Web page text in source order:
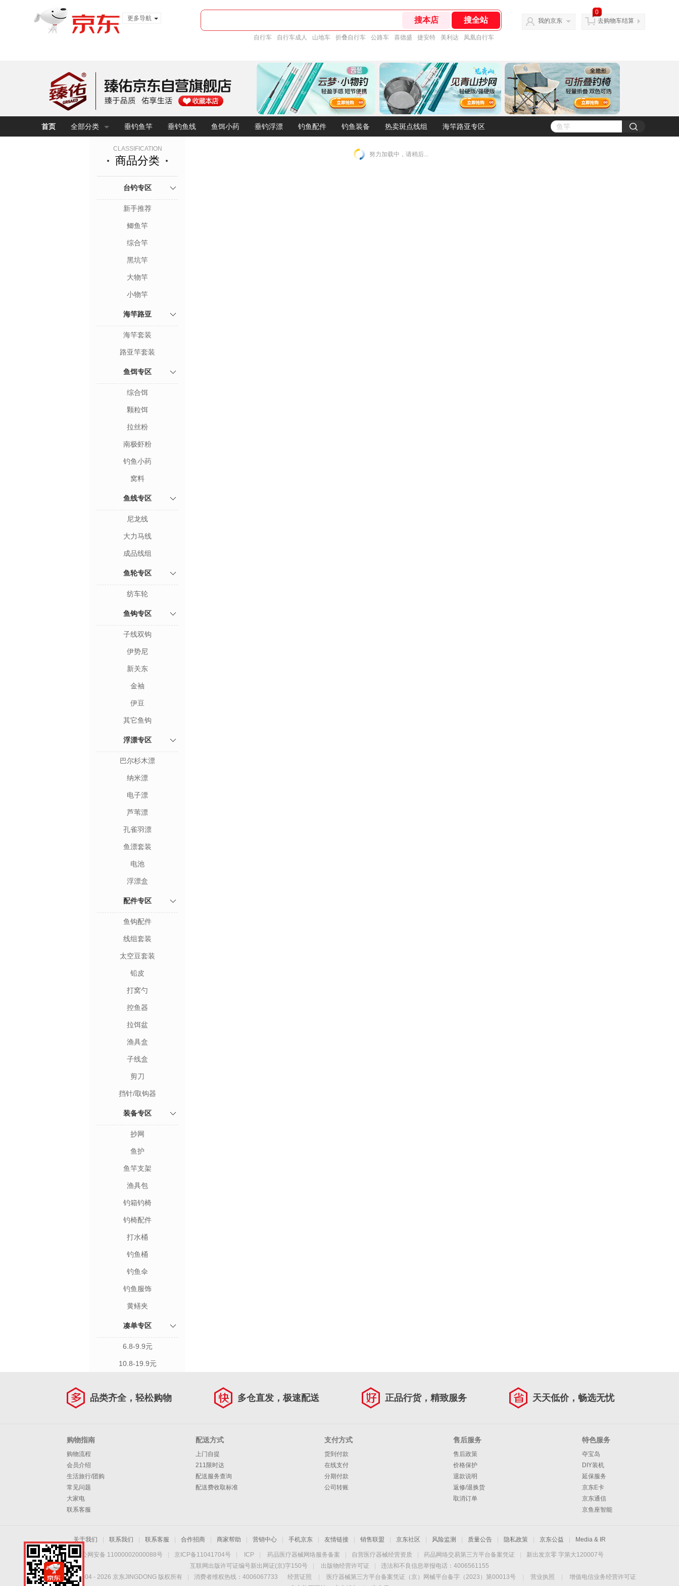
更多导航
自行车 自行车成人 山地车 折叠自行车 公路车 喜德盛 捷安特 美利达 凤凰自行车
我的京东
0
去购物车结算
首页 全部分类 垂钓鱼竿 垂钓鱼线 鱼饵小药 垂钓浮漂 钓鱼配件 钓鱼装备 热卖斑点线组 海竿路亚专区
CLASSIFICATION
商品分类
台钓专区
新手推荐
鲫鱼竿
综合竿
黑坑竿
大物竿
小物竿
海竿路亚
海竿套装
路亚竿套装
鱼饵专区
综合饵
颗粒饵
拉丝粉
南极虾粉
钓鱼小药
窝料
鱼线专区
尼龙线
大力马线
成品线组
鱼轮专区
纺车轮
鱼钩专区
子线双钩
伊势尼
新关东
金袖
伊豆
其它鱼钩
浮漂专区
巴尔杉木漂
纳米漂
电子漂
芦苇漂
孔雀羽漂
鱼漂套装
电池
浮漂盒
配件专区
鱼钩配件
线组套装
太空豆套装
铅皮
打窝勺
控鱼器
拉饵盆
渔具盒
子线盒
剪刀
挡针/取钩器
装备专区
抄网
鱼护
鱼竿支架
渔具包
钓箱钓椅
钓椅配件
打水桶
钓鱼桶
钓鱼伞
钓鱼服饰
黄鳝夹
凑单专区
6.8-9.9元
10.8-19.9元
努力加载中，请稍后...
品类齐全，轻松购物 多仓直发，极速配送 正品行货，精致服务 天天低价，畅选无忧
购物指南
购物流程
会员介绍
生活旅行/团购
常见问题
大家电
联系客服
配送方式
上门自提
211限时达
配送服务查询
配送费收取标准
支付方式
货到付款
在线支付
分期付款
公司转账
售后服务
售后政策
价格保护
退款说明
返修/退换货
取消订单
特色服务
夺宝岛
DIY装机
延保服务
京东E卡
京东通信
京鱼座智能
关于我们 联系我们 联系客服 合作招商 商家帮助 营销中心 手机京东 友情链接 销售联盟 京东社区 风险监测 质量公告 隐私政策 京东公益 Media & IR
京公网安备 11000002000088号 京ICP备11041704号 ICP 药品医疗器械网络服务备案 自营医疗器械经营资质 药品网络交易第三方平台备案凭证
新出发京零 字第大120007号
互联网出版许可证编号新出网证(京)字150号
出版物经营许可证
违法和不良信息举报电话：4006561155
Copyright © 2004 - 2026 京东JINGDONG 版权所有 消费者维权热线：4006067733 经营证照 医疗器械第三方平台备案凭证（京）网械平台备字（2023）第00013号 营业执照
增值电信业务经营许可证